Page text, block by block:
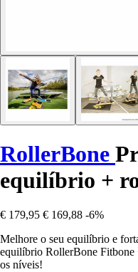
RollerBone
equilíbrio +
€ 179,95 € 169,88 -6%
Melhore o seu equilíbrio e
equilíbrio RollerBone Fitbone
os níveis!